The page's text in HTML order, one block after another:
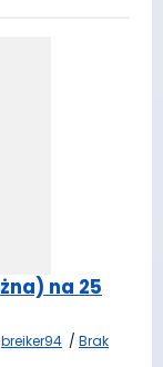
na 25
breiker94 / Brak